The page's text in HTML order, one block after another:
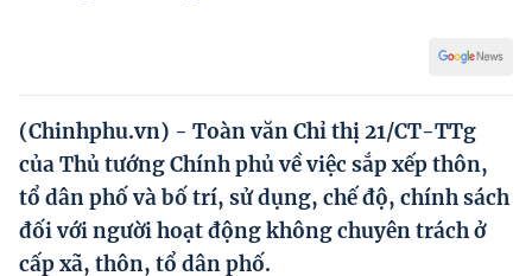
Phát triển kinh tế tư nhân và doanh nghiệp dân tộc
Ocop và chuỗi giá trị Nông sản
Kinh tế tư nhân
Doanh nghiệp dân tộc
(Chinhphu.vn) - Toàn văn Chỉ thị 21/CT-TTg
của Thủ tướng Chính phủ về việc sắp xếp thôn,
tổ dân phố và bố trí, sử dụng, chế độ, chính sách
đối với người hoạt động không chuyên trách ở
cấp xã, thôn, tổ dân phố.